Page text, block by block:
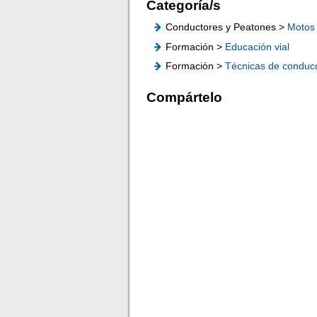
Categoría/s
Conductores y Peatones > Motos
Formación > Educación vial
Formación >Técnicas de
Compártelo